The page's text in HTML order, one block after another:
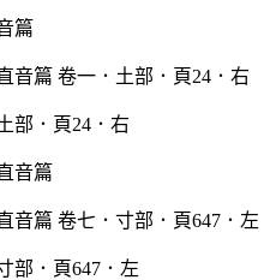
篇
部．頁24．右
部．頁647．左